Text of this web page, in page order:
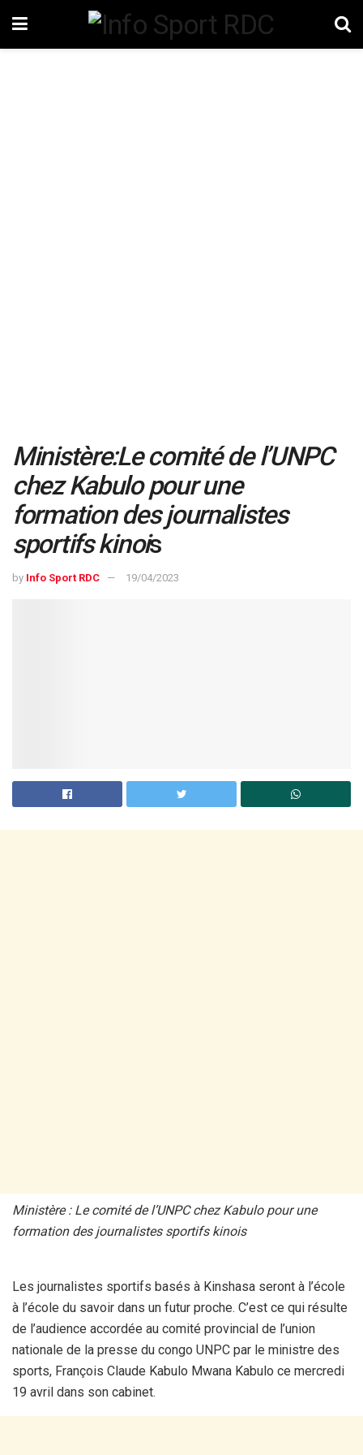
Ministère:Le comité de l’UNPC
chez Kabulo pour une
formation des journalistes
sportifs kinois
by Info Sport RDC 19/04/2023
Ministère : Le comité de l’UNPC chez Kabulo pour une
formation des journalistes sportifs kinois
Les journalistes sportifs basés à Kinshasa seront à l’école
à l’école du savoir dans un futur proche. C’est ce qui résulte
de l’audience accordée au comité provincial de l’union
nationale de la presse du congo UNPC par le ministre des
sports, François Claude Kabulo Mwana Kabulo ce mercredi
19 avril dans son cabinet.